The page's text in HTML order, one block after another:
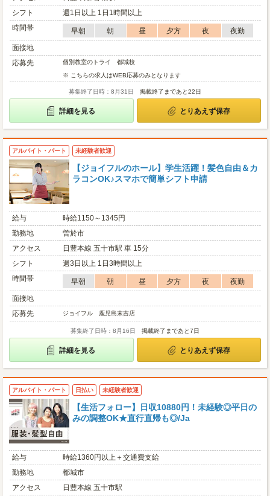
シフト
週1日以上 1日1時間以上
時間帯
早朝 朝 昼 夕方 夜
夜勤
面接地
応募先
個別教室のトライ 都城校
※ こちらの求人はWEB応募のみとなります
募集終了日時：8月31日 掲載終了まであと22日
詳細を見る とりあえず保存
アルバイト・パート 未経験者歓迎
【ジョイフルのホール】学生活躍！髪色自由＆カ
ラコンOK♪スマホで簡単シフト申請
給与
時給1150～1345円
勤務地
曽於市
アクセス
日豊本線 五十市駅 車 15分
シフト
週3日以上 1日3時間以上
時間帯
早朝 朝 昼 夕方 夜
夜勤
面接地
応募先
ジョイフル 鹿児島末吉店
募集終了日時：8月16日 掲載終了まであと7日
詳細を見る とりあえず保存
アルバイト・パート 日払い 未経験者歓迎
【生活フォロー】日収10880円！未経験◎平日の
みの調整OK★直行直帰も◎/Ja
給与
時給1360円以上＋交通費支給
勤務地
都城市
アクセス
日豊本線 五十市駅